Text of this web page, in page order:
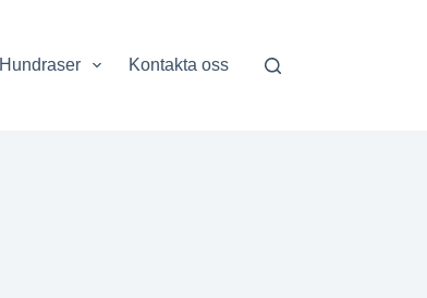
Hundraser Kontakta oss